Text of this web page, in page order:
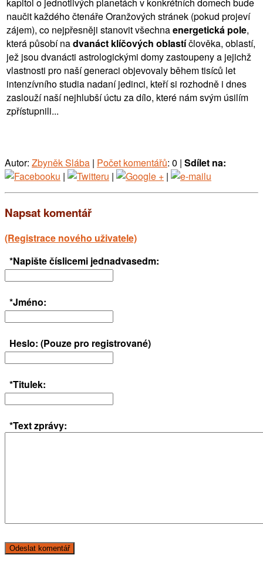
naučit každého čtenáře Oranžových stránek (pokud projeví
zájem), co nejpřesněji stanovit všechnaenergetická pole,
která působí nadvanáct klíčových oblastíčlověka, oblastí,
jež jsou dvanácti astrologickými domy zastoupeny a jejichž
vlastnosti pro naší generaci objevovaly během tisíců let
intenzívního studia nadaní jedinci, kteří si rozhodně i dnes
zaslouží naší nejhlubší úctu za dílo, které nám svým úsilím
zpřístupnili...
Autor: Zbyněk Slába | Počet komentářů: 0 | Sdílet na:
|
| |
Napsat komentář
(Registrace nového uživatele)
*Napište číslicemi jednadvasedm:
*Jméno:
Heslo: (Pouze pro registrované)
*Titulek:
*Text zprávy: